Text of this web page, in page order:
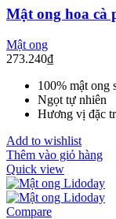
Mật ong hoa cà
Mật ong
273.240₫
100% mật ong
Ngọt tự nhiên
Hương vị đặc
Add to wishlist
Thêm vào giỏ hàng
Quick view
Compare